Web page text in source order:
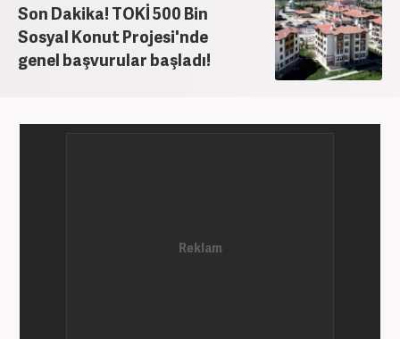
Son Dakika! TOKİ 500 Bin
Sosyal Konut Projesi'nde
genel başvurular başladı!